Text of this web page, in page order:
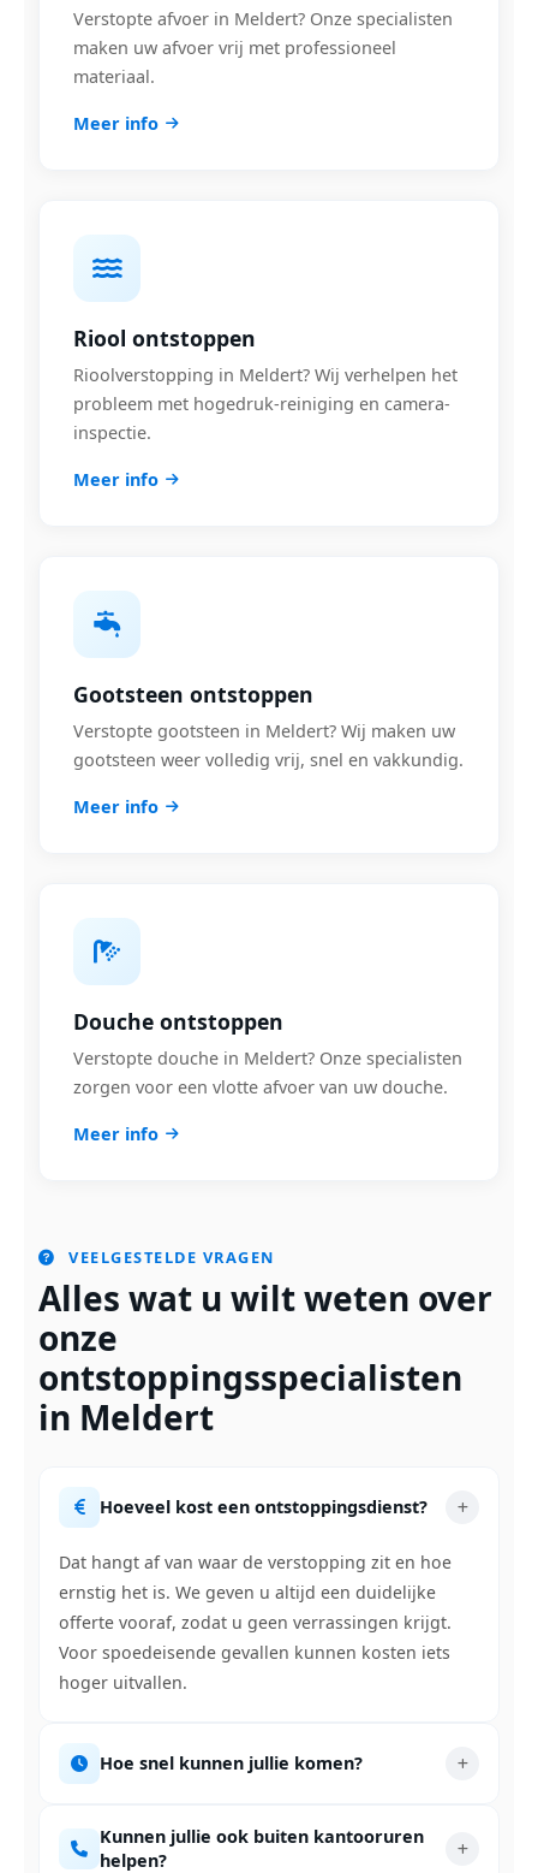
Verstopte afvoer in Meldert? Onze specialisten
maken uw afvoer vrij met professioneel
materiaal.
Meer info
Riool ontstoppen
Rioolverstopping in Meldert? Wij verhelpen het
probleem met hogedruk-reiniging en camera-
inspectie.
Meer info
Gootsteen ontstoppen
Verstopte gootsteen in Meldert? Wij maken uw
gootsteen weer volledig vrij, snel en vakkundig.
Meer info
Douche ontstoppen
Verstopte douche in Meldert? Onze specialisten
zorgen voor een vlotte afvoer van uw douche.
Meer info
VEELGESTELDE VRAGEN
Alles wat u wilt weten over
onze
ontstoppingsspecialisten
in Meldert
Hoeveel kost een ontstoppingsdienst?
Dat hangt af van waar de verstopping zit en hoe
ernstig het is. We geven u altijd een duidelijke
offerte vooraf, zodat u geen verrassingen krijgt.
Voor spoedeisende gevallen kunnen kosten iets
hoger uitvallen.
Hoe snel kunnen jullie komen?
Kunnen jullie ook buiten kantooruren
helpen?